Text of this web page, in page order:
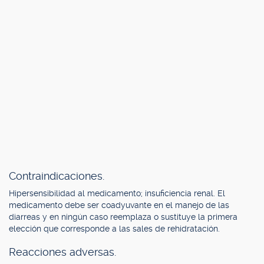
Contraindicaciones.
Hipersensibilidad al medicamento; insuficiencia renal. El
medicamento debe ser coadyuvante en el manejo de las
diarreas y en ningún caso reemplaza o sustituye la primera
elección que corresponde a las sales de rehidratación.
Reacciones adversas.